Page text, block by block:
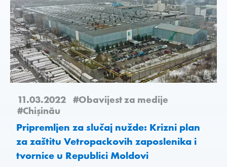
11.03.2022 #Obavijest za medije
#Chişinău
Pripremljen za slučaj nužde: Krizni plan
za zaštitu Vetropackovih zaposlenika i
tvornice u Republici Moldovi